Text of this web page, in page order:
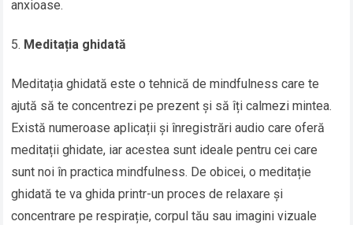
anxioase.
Meditația ghidată
Meditația ghidată este o tehnică de mindfulness care te
ajută să te concentrezi pe prezent și să îți calmezi mintea.
Există numeroase aplicații și înregistrări audio care oferă
meditații ghidate, iar acestea sunt ideale pentru cei care
sunt noi în practica mindfulness. De obicei, o meditație
ghidată te va ghida printr-un proces de relaxare și
concentrare pe respirație, corpul tău sau imagini vizuale